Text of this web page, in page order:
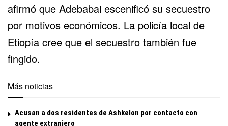
afirmó que Adebabai escenificó su secuestro
por motivos económicos. La policía local de
Etiopía cree que el secuestro también fue
fingido.
Más noticias
Acusan a dos residentes de Ashkelon por contacto con
agente extranjero